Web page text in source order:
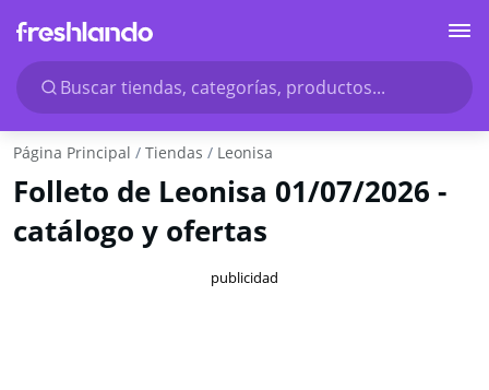
Buscar tiendas, categorías, productos...
Página Principal Tiendas Leonisa
Folleto de Leonisa 01/07/2026 -
catálogo y ofertas
publicidad